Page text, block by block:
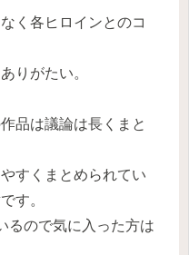
く各ヒロインとのコ
りがたい。
品は議論は長くまと
すくまとめられてい
す。
るので気に入った方は